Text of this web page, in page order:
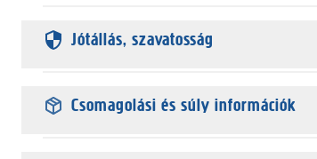
Jótállás, szavatosság
Csomagolási és súly információk